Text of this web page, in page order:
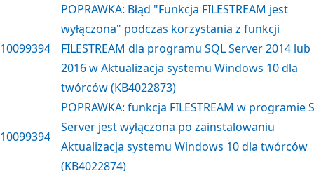
10099394
POPRAWKA: Błąd "Funkcja FILESTREAM jest
wyłączona" podczas korzystania z funkcji
FILESTREAM dla programu SQL Server 2014 lub
2016 w Aktualizacja systemu Windows 10 dla
twórców (KB4022873)
10099394
POPRAWKA: funkcja FILESTREAM w programie
Server jest wyłączona po zainstalowaniu
Aktualizacja systemu Windows 10 dla twórców
(KB4022874)